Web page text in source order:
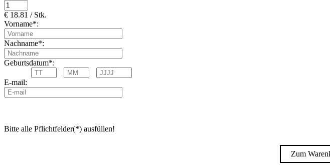
€ 18.81 / Stk.
Vorname*:
Nachname*:
Geburtsdatum*:
E-mail:
Bitte alle Pflichtfelder(*) ausfüllen!
Zum